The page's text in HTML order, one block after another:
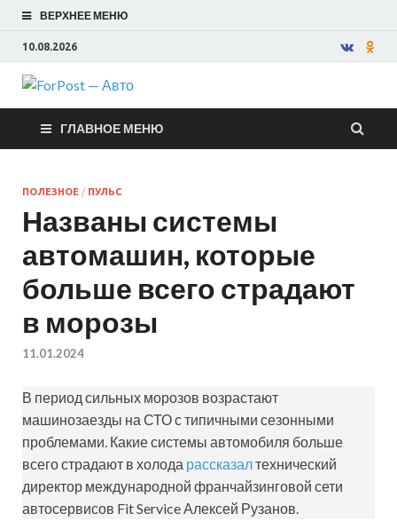
ВЕРХНЕЕ МЕНЮ
10.08.2026
ForPost —
Авто
ГЛАВНОЕ МЕНЮ
ПОЛЕЗНОЕ / ПУЛЬС
Названы системы
автомашин, которые
больше всего страдают
в морозы
11.01.2024
В период сильных морозов возрастают
машинозаезды на СТО с типичными сезонными
проблемами. Какие системы автомобиля больше
всего страдают в холода рассказалтехнический
директор международной франчайзинговой сети
автосервисов Fit Service Алексей Рузанов.